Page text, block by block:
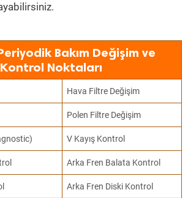
Bakım Değişim ve
Kontrol Noktaları
Hava Filtre Değişim
Polen Filtre Değişim
V Kayış Kontrol
Arka Fren Balata Kontrol
Arka Fren Diski Kontrol